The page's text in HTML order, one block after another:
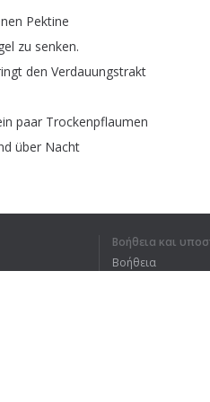
Pektine
zu senken.
den Verdauungstrakt
paar Trockenpflaumen
über Nacht
Βοήθεια και
Βοήθεια